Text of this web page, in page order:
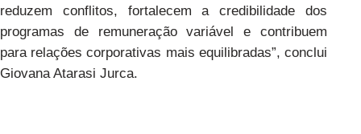
reduzem conflitos, fortalecem a credibilidade dos
programas de remuneração variável e contribuem
para relações corporativas mais equilibradas”, conclui
Giovana Atarasi Jurca.